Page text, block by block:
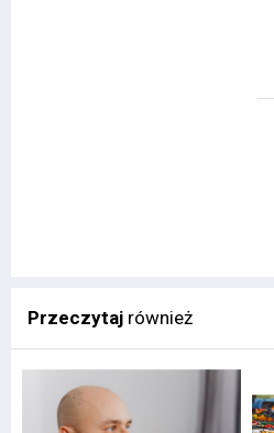
Przeczytaj również